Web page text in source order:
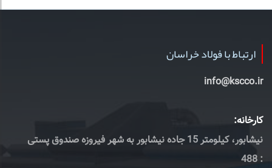
ارتباط با فولاد خراسان
info@kscco.ir
کارخانه:
نیشابور، کیلومتر 15 جاده نیشابور به شهر فیروزه صندوق پستی
: 488